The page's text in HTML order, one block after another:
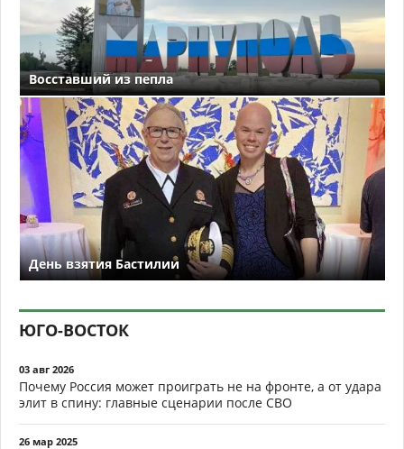
Восставший из пепла
День взятия Бастилии
ЮГО-ВОСТОК
03 авг 2026
Почему Россия может проиграть не на фронте, а от удара
элит в спину: главные сценарии после СВО
26 мар 2025